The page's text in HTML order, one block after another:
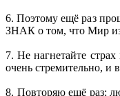
6. Поэтому ещё раз
ЗНАК о том, что Мир
7. Не нагнетайте
очень стремительно, и
8. Повторяю ещё раз: